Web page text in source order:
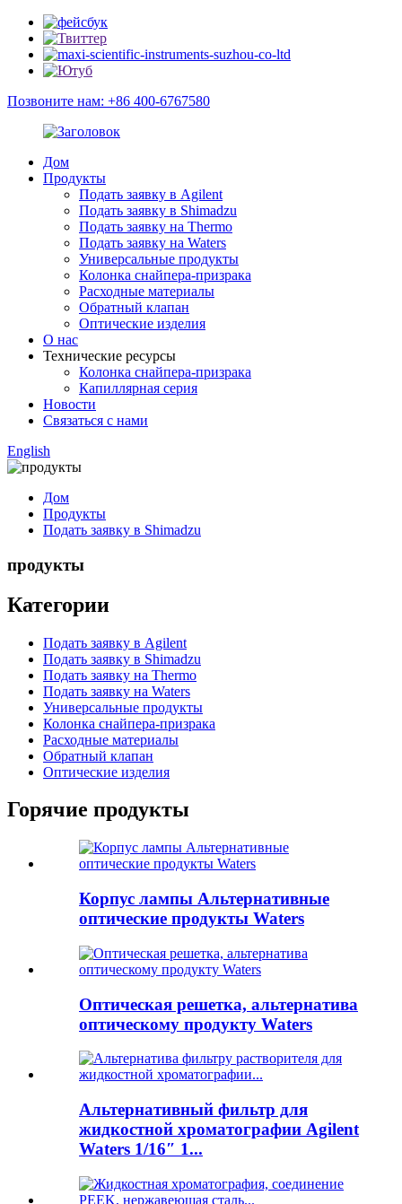
Позвоните нам: +86 400-6767580
Дом
Продукты
Подать заявку в Agilent
Подать заявку в Shimadzu
Подать заявку на Thermo
Подать заявку на Waters
Универсальные продукты
Колонка снайпера-призрака
Расходные материалы
Обратный клапан
Оптические изделия
О нас
Технические ресурсы
Колонка снайпера-призрака
Капиллярная серия
Новости
Связаться с нами
English
Дом
Продукты
Подать заявку в Shimadzu
продукты
Категории
Подать заявку в Agilent
Подать заявку в Shimadzu
Подать заявку на Thermo
Подать заявку на Waters
Универсальные продукты
Колонка снайпера-призрака
Расходные материалы
Обратный клапан
Оптические изделия
Горячие продукты
Корпус лампы Альтернативные
оптические продукты Waters
Оптическая решетка, альтернатива
оптическому продукту Waters
Альтернативный фильтр для
жидкостной хроматографии Agilent
Waters 1/16″ 1...